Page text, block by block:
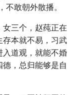
不敢朝外散播。
三个，赵莼正在
存本就不易，习武
入道观，就能不婚
，总归能够是自